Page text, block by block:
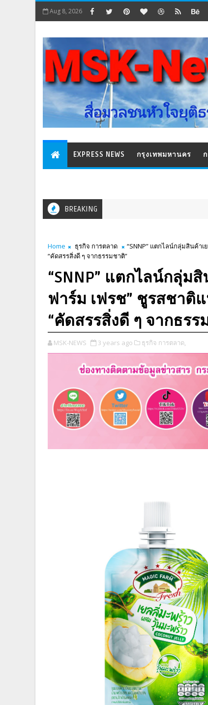
Aug 8, 2026
EXPRESS NEWS กรุงเทพมหานคร
BREAKING
Home ธุรกิจ การตลาด
“SNNP” แตกไลน์กลุ่มสินค้า
“คัดสรรสิ่งดี ๆ จากธรรมชาติ”
“SNNP” แตกไลน์กลุ่ม
ฟาร์ม เฟรช” ชูรสชาติ
“คัดสรรสิ่งดี ๆ จากธรร
MSK-NEWS 3 years ago ธุรกิจ การตลาด,